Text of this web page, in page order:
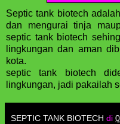
Septic tank biotech
dan mengurai tinja
septic tank biotech
lingkungan dan aman
kota.
septic tank biotech
lingkungan, jadi pakailah
SEPTIC TANK BIOTECH di